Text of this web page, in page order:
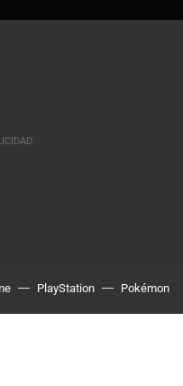
PlayStation Pokémon